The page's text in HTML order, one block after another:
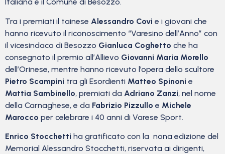
Italiana e il Comune di Besozzo.
Tra i premiati il tainese Alessandro Covi e i giovani che
hanno ricevuto il riconoscimento “Varesino dell’Anno” con
il vicesindaco di Besozzo Gianluca Coghetto che ha
consegnato il premio all’Allievo Giovanni Maria Morello
dell’Orinese, mentre hanno ricevuto l’opera dello scultore
Pietro Scampini tra gli Esordienti Matteo Spinoni e
Mattia Sambinello, premiati da Adriano Zanzi, nel nome
della Carnaghese, e da Fabrizio Pizzullo e Michele
Marocco per celebrare i 40 anni di Varese Sport.
Enrico Stocchetti ha gratificato con la nona edizione del
Memorial Alessandro Stocchetti, riservata ai dirigenti,